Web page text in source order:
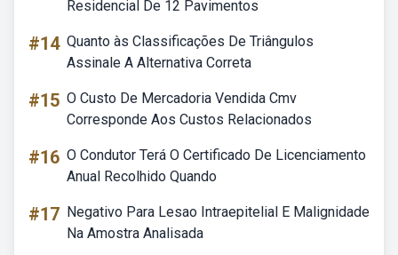
Residencial De 12 Pavimentos
#14 Quanto às Classificações De Triângulos
Assinale A Alternativa Correta
#15 O Custo De Mercadoria Vendida Cmv
Corresponde Aos Custos Relacionados
#16 O Condutor Terá O Certificado De Licenciamento
Anual Recolhido Quando
#17 Negativo Para Lesao Intraepitelial E Malignidade
Na Amostra Analisada